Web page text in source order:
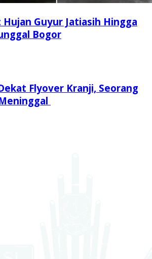
Hujan Guyur Jatiasih Hingga
Bogor
Flyover Kranji, Seorang